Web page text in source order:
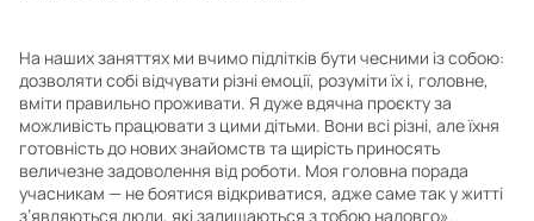
На наших заняттях ми вчимо підлітків бути чесними із собою:
дозволяти собі відчувати різні емоції, розуміти їх і, головне,
вміти правильно проживати. Я дуже вдячна проєкту за
можливість працювати з цими дітьми. Вони всі різні, але їхня
готовність до нових знайомств та щирість приносять
величезне задоволення від роботи. Моя головна порада
учасникам — не боятися відкриватися, адже саме так у житті
з’являються люди, які залишаються з тобою надовго».